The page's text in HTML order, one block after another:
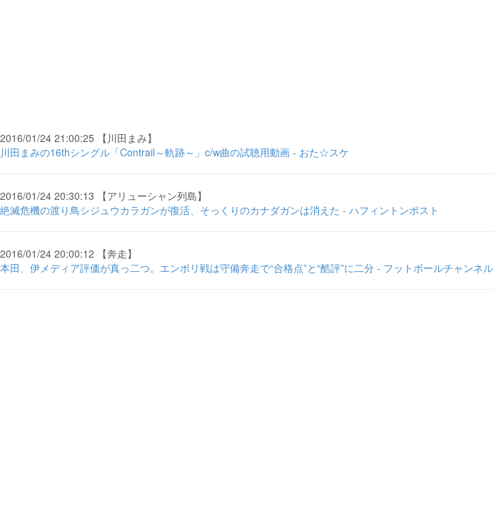
2016/01/24 21:00:25 【川田まみ】
川田まみの16thシングル「Contrail～軌跡～」c/w曲の試聴用動画 - おた☆スケ
2016/01/24 20:30:13 【アリューシャン列島】
絶滅危機の渡り鳥シジュウカラガンが復活、そっくりのカナダガンは消えた - ハフィントンポスト
2016/01/24 20:00:12 【奔走】
本田、伊メディア評価が真っ二つ。エンポリ戦は守備奔走で“合格点”と“酷評”に二分 - フットボールチャンネル